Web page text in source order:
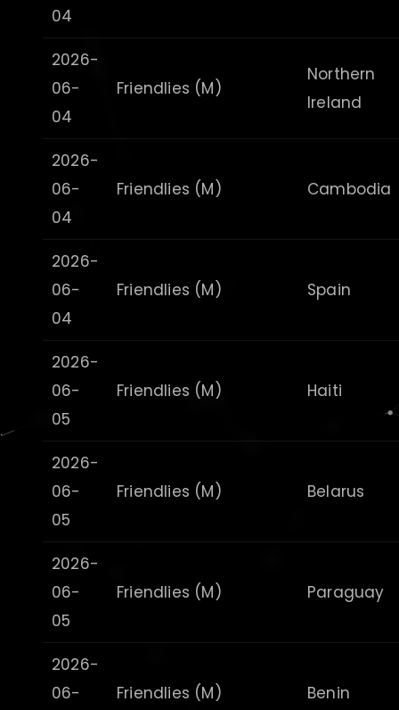
04
2026-
06-
04
Friendlies (M)
Northern
Ireland
2026-
06-
04
Friendlies (M) Cambodia
2026-
06-
04
Friendlies (M) Spain
2026-
06-
05
Friendlies (M) Haiti
2026-
06-
05
Friendlies (M) Belarus
2026-
06-
05
Friendlies (M) Paraguay
2026-
06-
Friendlies (M) Benin